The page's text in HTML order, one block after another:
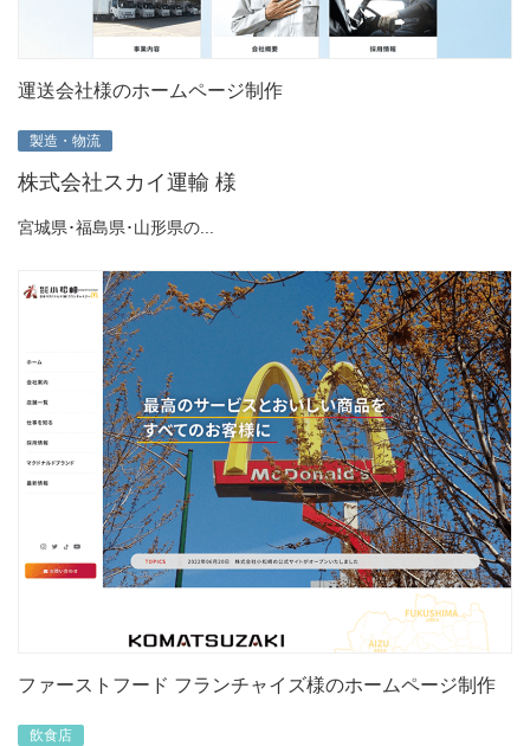
運送会社様のホームページ制作
製造・物流
株式会社スカイ運輸 様
宮城県･福島県･山形県の...
ファーストフード フランチャイズ様のホームページ制作
飲食店